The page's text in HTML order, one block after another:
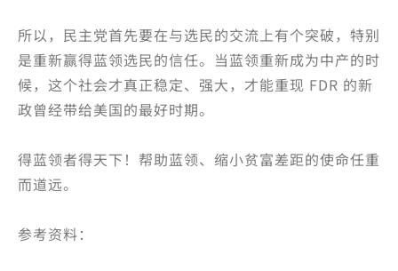
所以，民主党首先要在与选民的交流上有个突破，特别
是重新赢得蓝领选民的信任。当蓝领重新成为中产的时
候，这个社会才真正稳定、强大，才能重现 FDR 的新
政曾经带给美国的最好时期。
得蓝领者得天下！帮助蓝领、缩小贫富差距的使命任重
而道远。
参考资料：